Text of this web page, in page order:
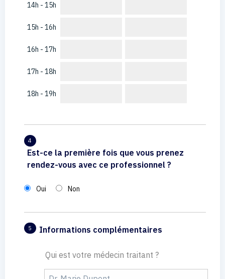
14h - 15h
15h - 16h
16h - 17h
17h - 18h
18h - 19h
4
Est-ce la première fois que vous prenez
rendez-vous avec ce professionnel ?
Oui Non
5 Informations complémentaires
Qui est votre médecin traitant ?